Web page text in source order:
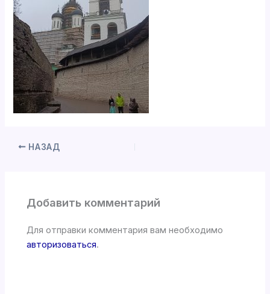
НАЗАД
Добавить комментарий
Для отправки комментария вам необходимо
авторизоваться.